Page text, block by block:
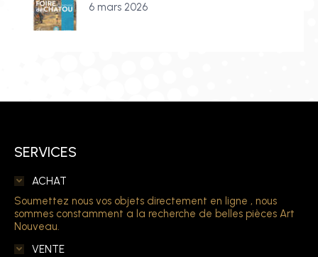
6 mars 2026
SERVICES
ACHAT
Soumettez nous vos objets directement en ligne , nous
sommes constamment a la recherche de belles pièces Art
Nouveau.
VENTE